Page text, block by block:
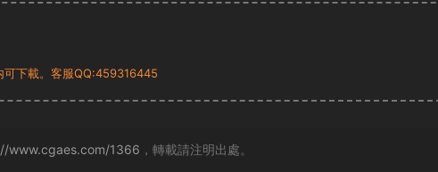
可下載。客服QQ:459316445
www.cgaes.com/1366 ，轉載請注明出處。